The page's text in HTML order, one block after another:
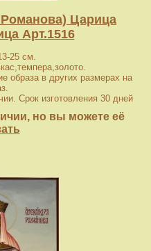
Царица
Арт.1516
25 см.
образа в других размерах на
Срок изготовления 30 дней
но вы можете её